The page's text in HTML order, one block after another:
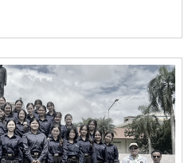
ห้อง E403 ชั้น 4ในการนี้ ผู้
นำหลักสูตรพยาบาลศาสตร
อน การฝึกปฏิบัติ คุณสมบัติผู้
เพื่อให้นักเรียนได้รับข้อมูลที่ถูก
ารวางแผนศึกษาต่อระดับ
ศึกษาพยาบาลชั้นปีที่ 4 ได้ร่วม